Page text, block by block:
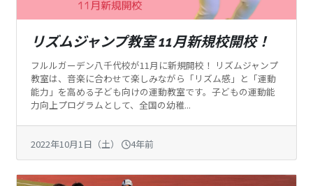
リズムジャンプ教室 11月新規校開校！
フルルガーデン八千代校が11月に新規開校！ リズムジャンプ
教室は、音楽に合わせて楽しみながら「リズム感」と「運動
能力」を高める子ども向けの運動教室です。子どもの運動能
力向上プログラムとして、全国の幼稚...
2022年10月1日（土） 4年前